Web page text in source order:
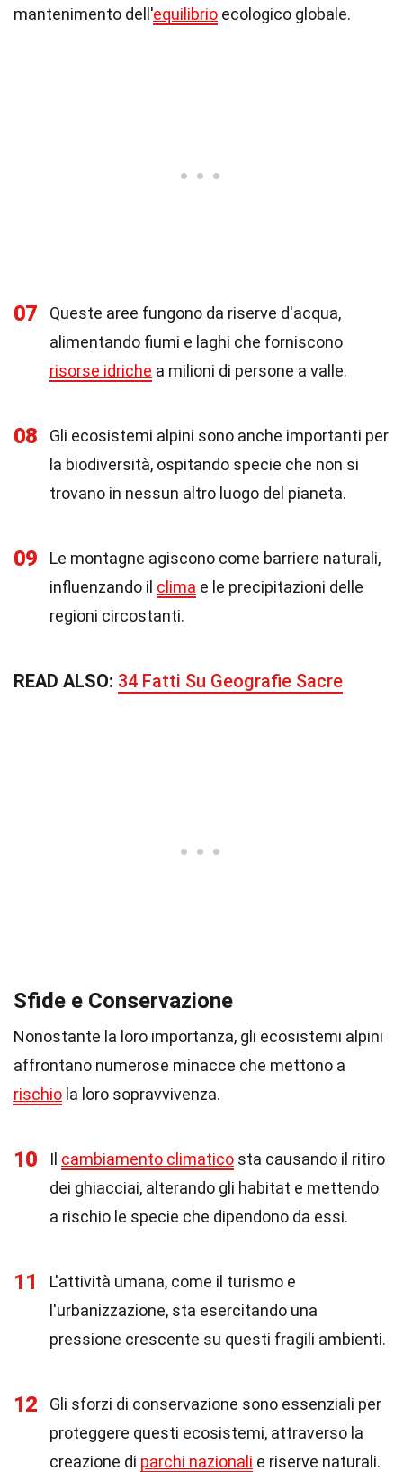
mantenimento dell'equilibrio ecologico globale.
07
Queste aree fungono da riserve d'acqua,
alimentando fiumi e laghi che forniscono
risorse idriche a milioni di persone a valle.
08
Gli ecosistemi alpini sono anche importanti per
la biodiversità, ospitando specie che non si
trovano in nessun altro luogo del pianeta.
09
Le montagne agiscono come barriere naturali,
influenzando il clima e le precipitazioni delle
regioni circostanti.
READ ALSO: 34 Fatti Su Geografie Sacre
Sfide e Conservazione
Nonostante la loro importanza, gli ecosistemi alpini
affrontano numerose minacce che mettono a
rischio la loro sopravvivenza.
10 Il cambiamento climatico sta causando il ritiro
dei ghiacciai, alterando gli habitat e mettendo
a rischio le specie che dipendono da essi.
11
L'attività umana, come il turismo e
l'urbanizzazione, sta esercitando una
pressione crescente su questi fragili ambienti.
12
Gli sforzi di conservazione sono essenziali per
proteggere questi ecosistemi, attraverso la
creazione di parchi nazionali e riserve naturali.